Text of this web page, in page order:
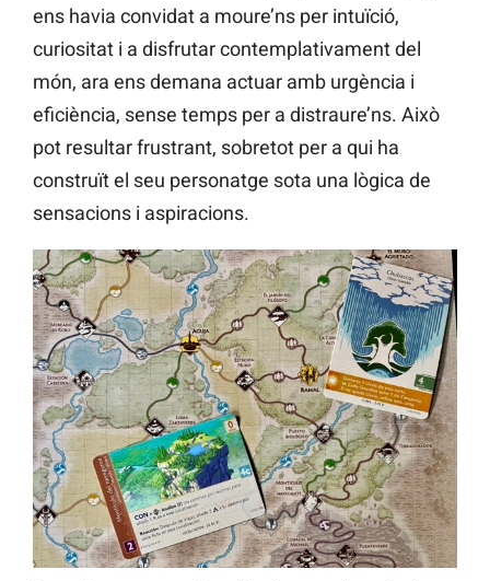
ens havia convidat a moure’ns per intuïció,
curiositat i a disfrutar contemplativament del
món, ara ens demana actuar amb urgència i
eficiència, sense temps per a distraure’ns. Això
pot resultar frustrant, sobretot per a qui ha
construït el seu personatge sota una lògica de
sensacions i aspiracions.